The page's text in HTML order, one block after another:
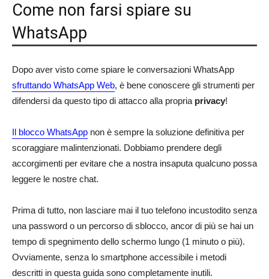
Come non farsi spiare su
WhatsApp
Dopo aver visto come spiare le conversazioni WhatsApp
sfruttando WhatsApp Web, è bene conoscere gli strumenti per
difendersi da questo tipo di attacco alla propria privacy!
Il blocco WhatsApp non è sempre la soluzione definitiva per
scoraggiare malintenzionati. Dobbiamo prendere degli
accorgimenti per evitare che a nostra insaputa qualcuno possa
leggere le nostre chat.
Prima di tutto, non lasciare mai il tuo telefono incustodito senza
una password o un percorso di sblocco, ancor di più se hai un
tempo di spegnimento dello schermo lungo (1 minuto o più).
Ovviamente, senza lo smartphone accessibile i metodi
descritti in questa guida sono completamente inutili.